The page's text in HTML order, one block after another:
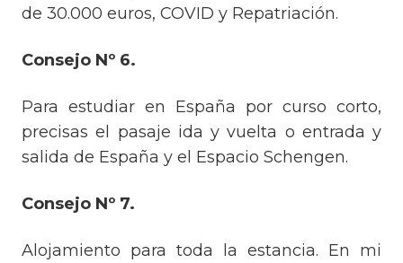
de 30.000 euros, COVID y Repatriación.
Consejo Nº 6.
Para estudiar en España por curso corto,
precisas el pasaje ida y vuelta o entrada y
salida de España y el Espacio Schengen.
Consejo Nº 7.
Alojamiento para toda la estancia. En mi